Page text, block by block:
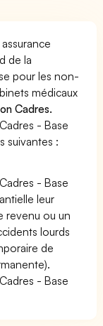
de la
pour les non-
médicaux
Cadres.
- Base
suivantes :
- Base
leur
revenu ou un
lourds
de
- Base